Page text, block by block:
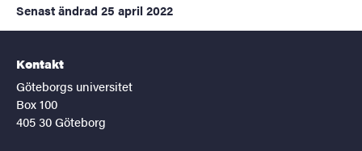
Senast ändrad 25 april 2022
Kontakt
Göteborgs universitet
Box 100
405 30 Göteborg